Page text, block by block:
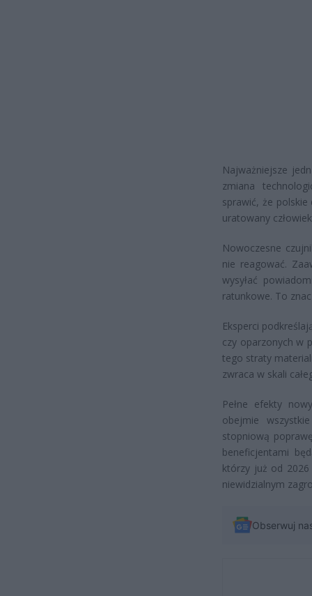
Najważniejsze
zmiana
sprawić, że
uratowany
Nowoczesne
nie reagować.
wysyłać
ratunkowe. To
Eksperci
czy oparzonych w
tego straty
zwraca w skali
Pełne efekty
obejmie
stopniową
beneficjentami
którzy już od
niewidzialnym
Obserwuj